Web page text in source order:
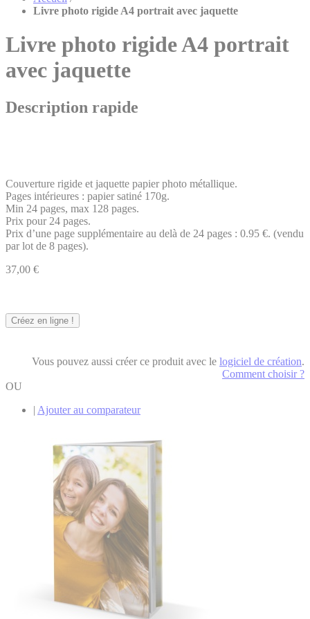
Livre photo rigide A4 portrait avec jaquette
Livre photo rigide A4 portrait
avec jaquette
Description rapide
Couverture rigide et jaquette papier photo métallique.
Pages intérieures : papier satiné 170g.
Min 24 pages, max 128 pages.
Prix pour 24 pages.
Prix d’une page supplémentaire au delà de 24 pages : 0.95 €. (vendu
par lot de 8 pages).
37,00 €
Créez en ligne !
Vous pouvez aussi créer ce produit avec le logiciel de création.
Comment choisir ?
OU
| Ajouter au comparateur